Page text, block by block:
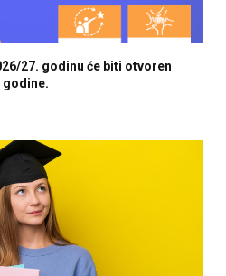
27. godinu će biti otvoren
godine.